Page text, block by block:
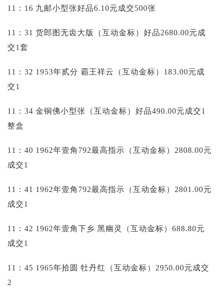
11：16 九邮小型张好品6.10元成交500张
11：31 货郎图无齿大版（互动金标）好品2680.00元成
交1套
11：32 1953年贰分 霸王祥云（互动金标）183.00元成
交1
11：34 金铜佛小型张（互动金标）好品490.00元成交1
整盒
11：40 1962年壹角792最高指示（互动金标）2808.00元
成交1
11：41 1962年壹角792最高指示（互动金标）2801.00元
成交1
11：42 1962年壹角下乡 黑幽灵（互动金标）688.80元
成交1
11：45 1965年拾圆 牡丹红（互动金标）2950.00元成交
2